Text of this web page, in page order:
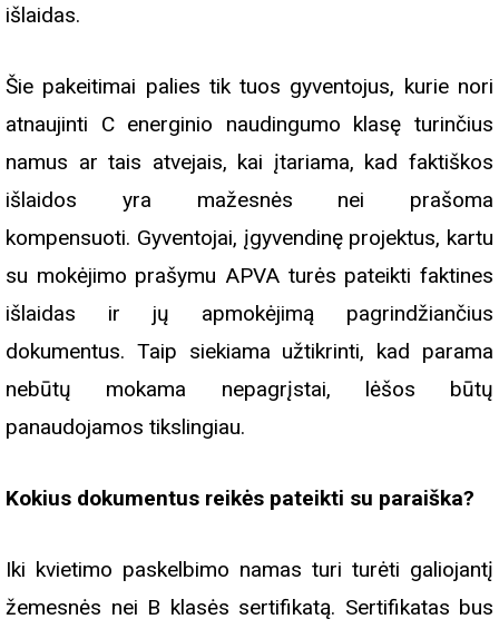
išlaidas.
Šie pakeitimai palies tik tuos gyventojus, kurie nori
atnaujinti C energinio naudingumo klasę turinčius
namus ar tais atvejais, kai įtariama, kad faktiškos
išlaidos yra mažesnės nei prašoma
kompensuoti. Gyventojai, įgyvendinę projektus, kartu
su mokėjimo prašymu APVA turės pateikti faktines
išlaidas ir jų apmokėjimą pagrindžiančius
dokumentus. Taip siekiama užtikrinti, kad parama
nebūtų mokama nepagrįstai, lėšos būtų
panaudojamos tikslingiau.
Kokius dokumentus reikės pateikti su paraiška?
Iki kvietimo paskelbimo namas turi turėti galiojantį
žemesnės nei B klasės sertifikatą. Sertifikatas bus